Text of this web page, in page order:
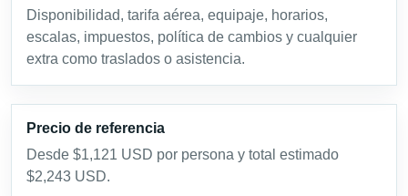
Disponibilidad, tarifa aérea, equipaje, horarios,
escalas, impuestos, política de cambios y cualquier
extra como traslados o asistencia.
Precio de referencia
Desde $1,121 USD por persona y total estimado
$2,243 USD.